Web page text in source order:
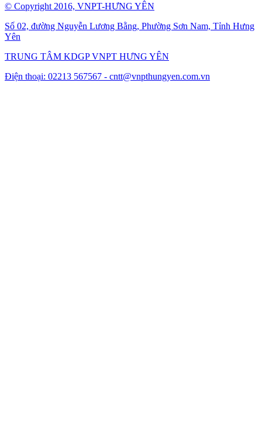
© Copyright 2016, VNPT-HƯNG YÊN
Số 02, đường Nguyễn Lương Bằng, Phường Sơn Nam, Tỉnh Hưng
Yên
TRUNG TÂM KDGP VNPT HƯNG YÊN
Điện thoại: 02213 567567 - cntt@vnpthungyen.com.vn